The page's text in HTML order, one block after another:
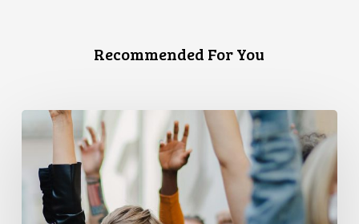
Recommended For You
L’ACLC
et
PPMP
publient